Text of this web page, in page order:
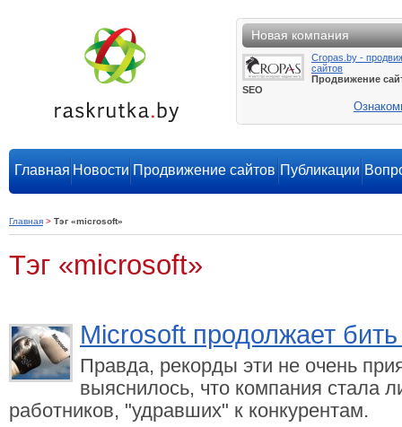
Новая компания
Cropas.by -
сайтов
Продвижение
SEO
Главная Новости Продвижение сайтов Публикации
Главная > Тэг «microsoft»
Тэг «microsoft»
Microsoft продолжает
Правда, рекорды эти не очень
выяснилось, что компания стала
работников, "удравших" к конкурентам.